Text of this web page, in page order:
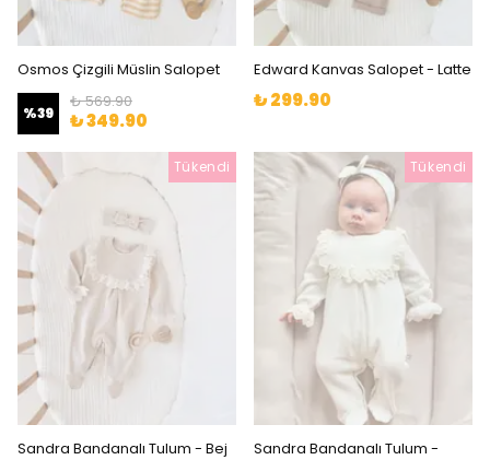
Osmos Çizgili Müslin Salopet
%39
₺ 569.90
₺ 349.90
Edward Kanvas Salopet - Latte
₺ 299.90
Tükendi
Sandra Bandanalı Tulum - Bej
Tükendi
Sandra Bandanalı Tulum -